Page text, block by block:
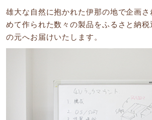
雄大な自然に抱かれた伊那の地で企画
めて作られた数々の製品をふるさと納
の元へお届けいたします。